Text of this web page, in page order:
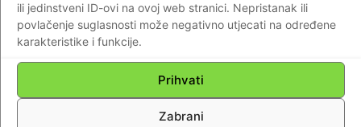
ili jedinstveni ID-ovi na ovoj web stranici. Nepristanak ili
povlačenje suglasnosti može negativno utjecati na određene
karakteristike i funkcije.
Prihvati
Zabrani
Događaji
1737.godine održana prva sjednica Sabora
na Trgu svetog Marka u Zagrebu…bio je
nasilno ukinut od velikosrba…
Braniteljski portal - 06.05.2020 0